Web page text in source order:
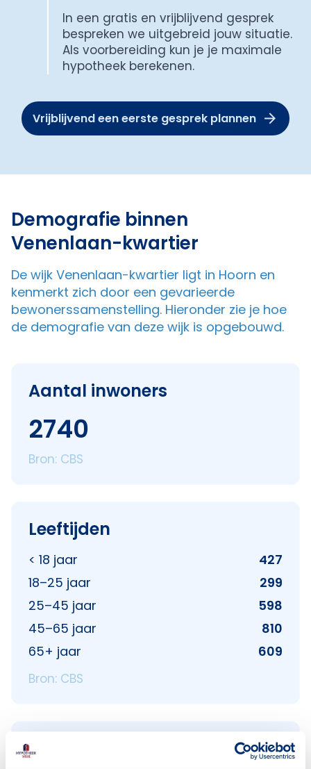
In een gratis en vrijblijvend gesprek
bespreken we uitgebreid jouw situatie.
Als voorbereiding kun je je maximale
hypotheek berekenen.
Vrijblijvend een eerste gesprek plannen
Demografie binnen
Venenlaan-kwartier
De wijk Venenlaan-kwartier ligt in Hoorn en
kenmerkt zich door een gevarieerde
bewonerssamenstelling. Hieronder zie je hoe
de demografie van deze wijk is opgebouwd.
Aantal inwoners
2740
Bron: CBS
Leeftijden
< 18 jaar
427
18–25 jaar
299
25–45 jaar
598
45–65 jaar
810
65+ jaar
609
Bron: CBS
Huishoudens